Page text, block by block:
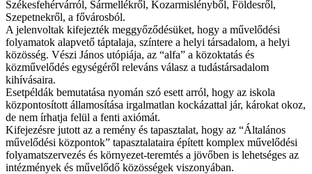
Székesfehérvárról, Sármellékről, Kozarmislényből, Földesről,
Szepetnekről, a fővárosból.
A jelenvoltak kifejezték meggyőződésüket, hogy a művelődési
folyamatok alapvető táptalaja, színtere a helyi társadalom, a helyi
közösség. Vészi János utópiája, az “alfa” a közoktatás és
közművelődés egységéről releváns válasz a tudástársadalom
kihívásaira.
Esetpéldák bemutatása nyomán szó esett arról, hogy az iskola
központosított államosítása irgalmatlan kockázattal jár, károkat okoz,
de nem írhatja felül a fenti axiómát.
Kifejezésre jutott az a remény és tapasztalat, hogy az “Általános
művelődési központok” tapasztalataira épített komplex művelődési
folyamatszervezés és környezet-teremtés a jövőben is lehetséges az
intézmények és művelődő közösségek viszonyában.